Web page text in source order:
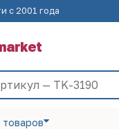
с 2001 года
товаров